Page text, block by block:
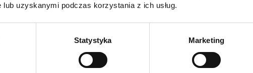
uzyskanymi podczas korzystania z ich usług.
Statystyka Marketing
PANI DOUBTFIRE
info
PANI DOUBTFIRE
info